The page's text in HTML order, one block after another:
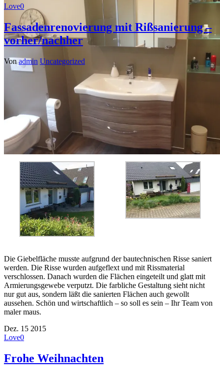
Love0
Fassadenrenovierung mit Rißsanierung –
vorher/nachher
Von admin Uncategorized
Die Giebelfläche musste aufgrund der bautechnischen Risse saniert
werden. Die Risse wurden aufgeflext und mit Rissmaterial
verschlossen. Danach wurden die Flächen eingeteilt und glatt mit
Armierungsgewebe verputzt. Die farbliche Gestaltung sieht nicht
nur gut aus, sondern läßt die sanierten Flächen auch gewollt
aussehen. Schön und wirtschaftlich – so soll es sein – Ihr Team von
maler maus.
Dez. 15 2015
Love0
Frohe Weihnachten